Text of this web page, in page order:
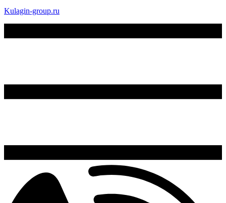
Kulagin-group.ru